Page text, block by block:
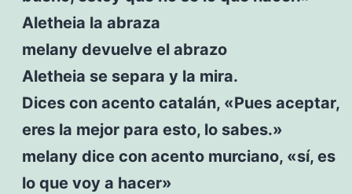
Aletheia la abraza
melany devuelve el abrazo
Aletheia se separa y la mira.
Dices con acento catalán, «Pues aceptar,
eres la mejor para esto, lo sabes.»
melany dice con acento murciano, «sí, es
lo que voy a hacer»